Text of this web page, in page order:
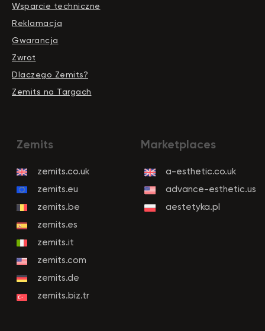
Wsparcie techniczne
Reklamacja
Gwarancja
Zwrot
Dlaczego Zemits?
Zemits na Targach